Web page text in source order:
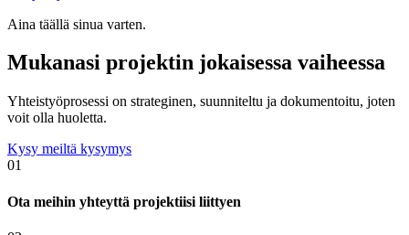
Aina täällä sinua varten.
Mukanasi projektin jokaisessa vaiheessa
Yhteistyöprosessi on strateginen, suunniteltu ja dokumentoitu, joten
voit olla huoletta.
Kysy meiltä kysymys
01
Ota meihin yhteyttä projektiisi liittyen